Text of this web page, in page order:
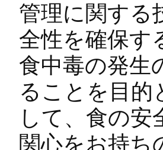
管理に関する
全性を確保す
食中毒の発生
ることを目的
して、食の安
関心をお持ち